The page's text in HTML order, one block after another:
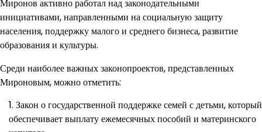
Миронов активно работал над законодательными
инициативами, направленными на социальную защиту
населения, поддержку малого и среднего бизнеса, развитие
образования и культуры.
Среди наиболее важных законопроектов, представленных
Мироновым, можно отметить:
Закон о государственной поддержке семей с детьми, который
обеспечивает выплату ежемесячных пособий и материнского